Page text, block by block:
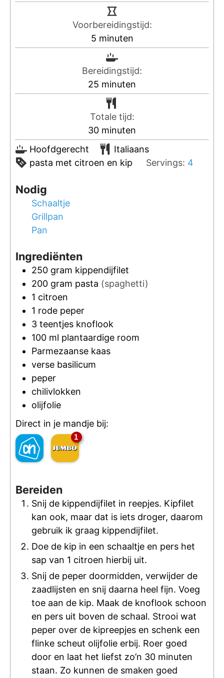
Voorbereidingstijd:
5 minuten
Bereidingstijd:
25 minuten
Totale tijd:
30 minuten
Hoofdgerecht
Italiaans
pasta met citroen en kip
Servings: 4
Nodig
Schaaltje
Grillpan
Pan
Ingrediënten
250 gram kippendijfilet
200 gram pasta (spaghetti)
1 citroen
1 rode peper
3 teentjes knoflook
100 ml plantaardige room
Parmezaanse kaas
verse basilicum
peper
chilivlokken
olijfolie
Direct in je mandje bij:
1
Bereiden
Snij de kippendijfilet in reepjes. Kipfilet
kan ook, maar dat is iets droger, daarom
gebruik ik graag kippendijfilet.
Doe de kip in een schaaltje en pers het
sap van 1 citroen hierbij uit.
Snij de peper doormidden, verwijder de
zaadlijsten en snij daarna heel fijn. Voeg
toe aan de kip. Maak de knoflook schoon
en pers uit boven de schaal. Strooi wat
peper over de kipreepjes en schenk een
flinke scheut olijfolie erbij. Roer goed
door en laat het liefst zo’n 30 minuten
staan. Zo kunnen de smaken goed